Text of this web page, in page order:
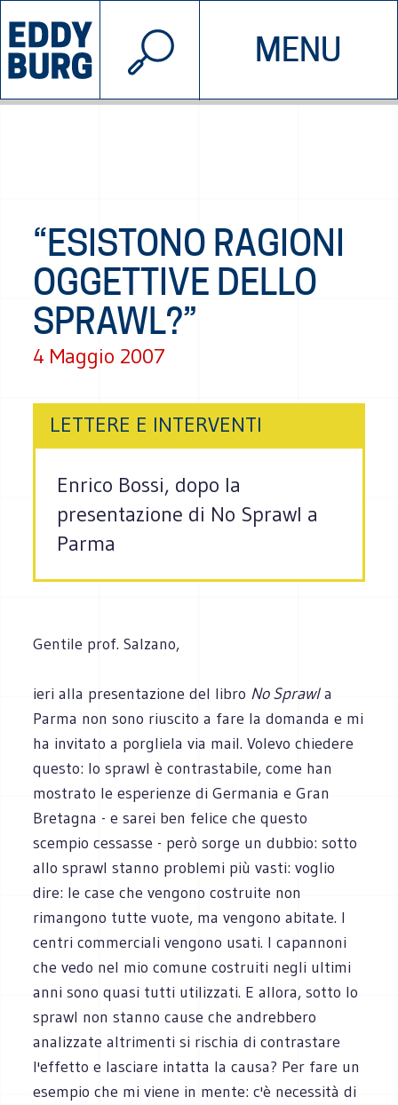
MENU
INIZIATIVE CHI SIAMO
© 2026 EDDYBURG
“ESISTONO RAGIONI
OGGETTIVE DELLO
SPRAWL?”
4 Maggio 2007
LETTERE E INTERVENTI
Enrico Bossi, dopo la
presentazione di No Sprawl a
Parma
Gentile prof. Salzano,
ieri alla presentazione del libro No Sprawla
Parma non sono riuscito a fare la domanda e mi
ha invitato a porgliela via mail. Volevo chiedere
questo: lo sprawl è contrastabile, come han
mostrato le esperienze di Germania e Gran
Bretagna - e sarei ben felice che questo
scempio cessasse - però sorge un dubbio: sotto
allo sprawl stanno problemi più vasti: voglio
dire: le case che vengono costruite non
rimangono tutte vuote, ma vengono abitate. I
centri commerciali vengono usati. I capannoni
che vedo nel mio comune costruiti negli ultimi
anni sono quasi tutti utilizzati. E allora, sotto lo
sprawl non stanno cause che andrebbero
analizzate altrimenti si rischia di contrastare
l'effetto e lasciare intatta la causa? Per fare un
esempio che mi viene in mente: c'è necessità di